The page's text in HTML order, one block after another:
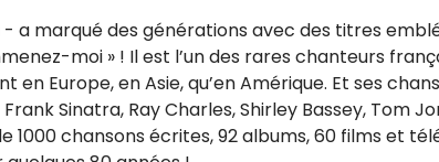
- a marqué des générations avec des titres
moi » ! Il est l’un des rares chanteurs
Europe, en Asie, qu’en Amérique. Et ses
Sinatra, Ray Charles, Shirley Bassey, Tom
1000 chansons écrites, 92 albums, 60 films et